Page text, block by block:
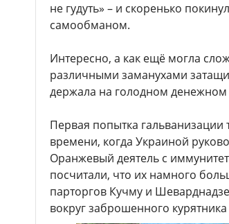
не гудуть» – и скоренько
самообманом.
Интересно, а как ещё могла
различными заманухами
держала на голодном денежном
Первая попытка
времени, когда Украиной
Оранжевый деятель с
посчитали, что их намного
парторгов Кучму и
вокруг заброшенного